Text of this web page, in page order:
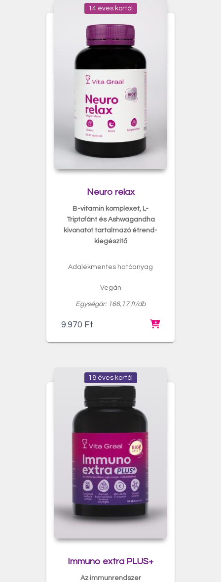
14 éves kortól
Neuro relax
B-vitamin komplexet, L-
Triptofánt és Ashwagandha
kivonatot tartalmazó étrend-
kiegészítő
Adalékmentes hatóanyag
Vegán
Egységár: 166,17 ft/db
9.970 Ft
18 éves kortól
Immuno extra PLUS+
Az immunrendszer